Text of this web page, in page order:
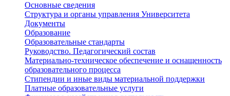
Основные сведения
Структура и органы управления Университета
Документы
Образование
Образовательные стандарты
Руководство. Педагогический состав
Материально-техническое обеспечение и оснащенность
образовательного процесса
Стипендии и иные виды материальной поддержки
Платные образовательные услуги